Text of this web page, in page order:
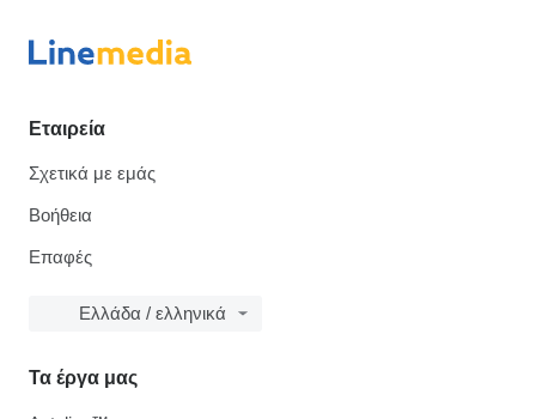
Εταιρεία
Σχετικά με εμάς
Βοήθεια
Επαφές
Ελλάδα / ελληνικά
Τα έργα μας